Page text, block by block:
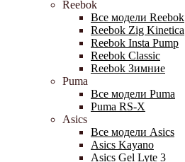
Reebok
Все модели Reebok
Reebok Zig Kinetica
Reebok Insta Pump
Reebok Classic
Reebok Зимние
Puma
Все модели Puma
Puma RS-X
Asics
Все модели Asics
Asics Kayano
Asics Gel Lyte 3